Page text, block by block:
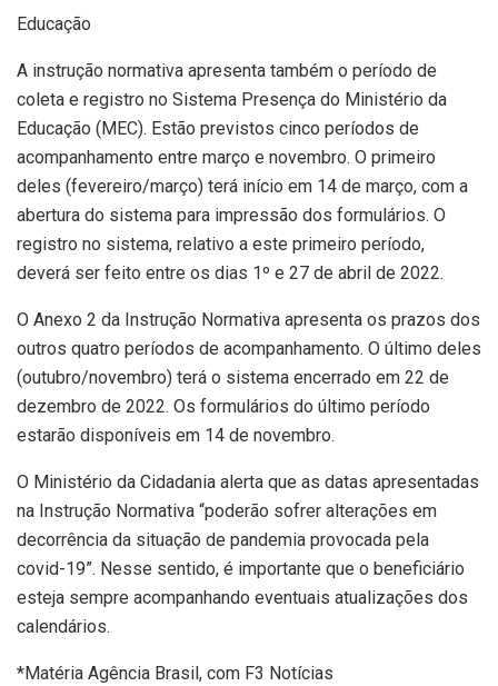
Educação
A instrução normativa apresenta também o período de
coleta e registro no Sistema Presença do Ministério da
Educação (MEC). Estão previstos cinco períodos de
acompanhamento entre março e novembro. O primeiro
deles (fevereiro/março) terá início em 14 de março, com a
abertura do sistema para impressão dos formulários. O
registro no sistema, relativo a este primeiro período,
deverá ser feito entre os dias 1º e 27 de abril de 2022.
O Anexo 2 da Instrução Normativa apresenta os prazos dos
outros quatro períodos de acompanhamento. O último deles
(outubro/novembro) terá o sistema encerrado em 22 de
dezembro de 2022. Os formulários do último período
estarão disponíveis em 14 de novembro.
O Ministério da Cidadania alerta que as datas apresentadas
na Instrução Normativa “poderão sofrer alterações em
decorrência da situação de pandemia provocada pela
covid-19”. Nesse sentido, é importante que o beneficiário
esteja sempre acompanhando eventuais atualizações dos
calendários.
*Matéria Agência Brasil, com F3 Notícias